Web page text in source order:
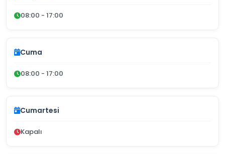
08:00 - 17:00
Cuma
08:00 - 17:00
Cumartesi
Kapalı